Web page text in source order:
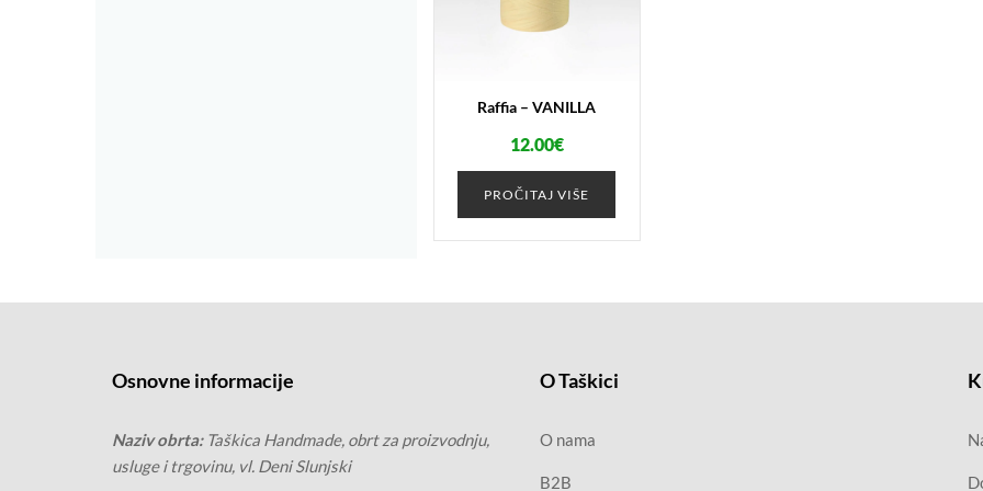
Raffia – VANILLA
12.00€
PROČITAJ VIŠE
Osnovne informacije
Naziv obrta: Taškica Handmade, obrt za proizvodnju,
usluge i trgovinu, vl. Deni Slunjski
O Taškici
O nama
B2B